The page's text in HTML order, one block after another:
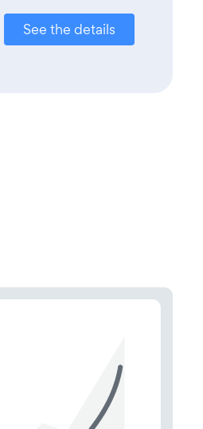
See the details